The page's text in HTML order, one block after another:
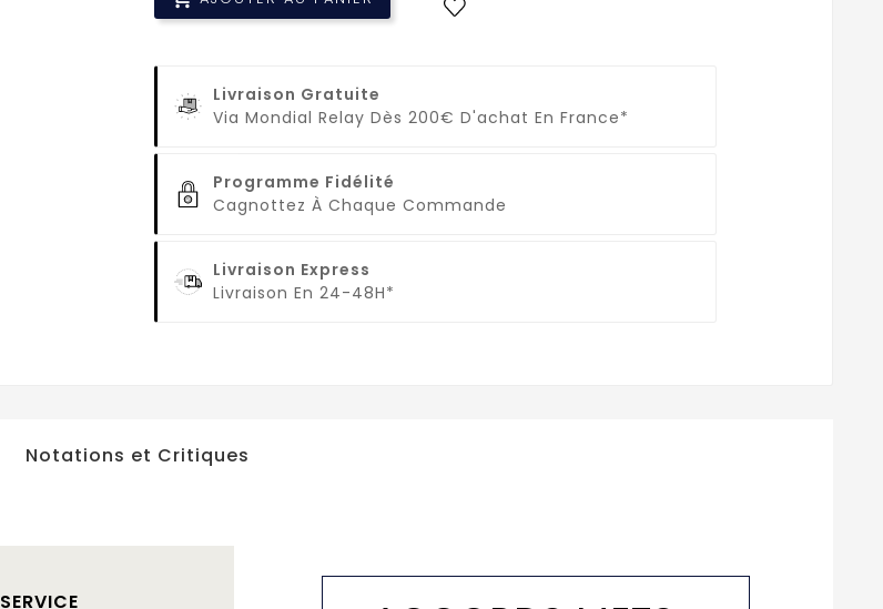
Livraison Gratuite
Via Mondial Relay Dès 200€ D'achat En France*
Programme Fidélité
Cagnottez À Chaque Commande
Livraison Express
Livraison En 24-48H*
Notations et Critiques
SERVICE